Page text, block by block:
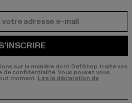
sur la manière dont DefShop traite vos
confidentialité. Vous pouvez vous
moment. Lire la déclaration de